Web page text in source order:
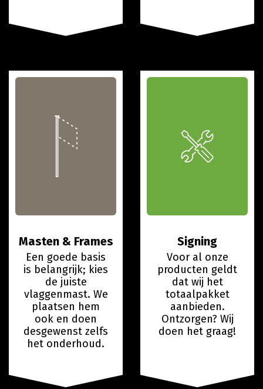
Masten & Frames
Een goede basis
is belangrijk; kies
de juiste
vlaggenmast. We
plaatsen hem
ook en doen
desgewenst zelfs
het onderhoud.
Signing
Voor al onze
producten geldt
dat wij het
totaalpakket
aanbieden.
Ontzorgen? Wij
doen het graag!